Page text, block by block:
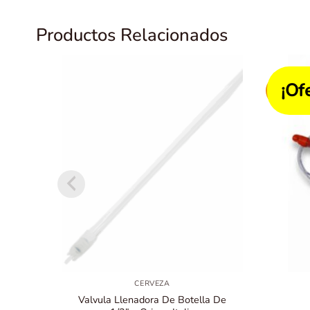
Productos Relacionados
CERVEZA
Valvula Llenadora De Botella De